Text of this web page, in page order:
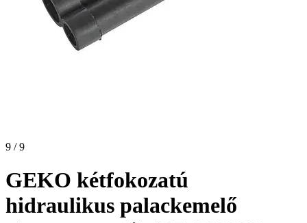
9 / 9
GEKO kétfokozatú
hidraulikus palackemelő